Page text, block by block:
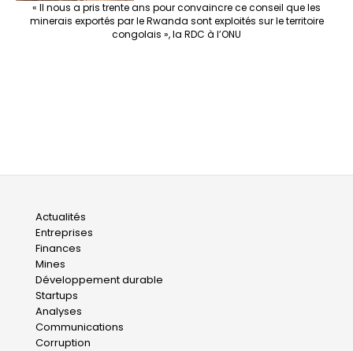
« Il nous a pris trente ans pour convaincre ce conseil que les
minerais exportés par le Rwanda sont exploités sur le territoire
congolais », la RDC à l’ONU
Main
navigation
Actualités
Entreprises
Finances
Mines
Développement durable
Startups
Analyses
Communications
Corruption